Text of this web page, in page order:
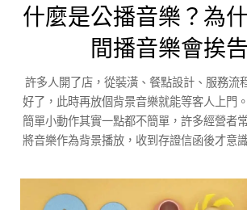
什麼是公播音樂？為
間播音樂會挨
許多人開了店，從裝潢、餐點設計、服務流
好了，此時再放個背景音樂就能等客人上門
簡單小動作其實一點都不簡單，許多經營者
將音樂作為背景播放，收到存證信函後才意